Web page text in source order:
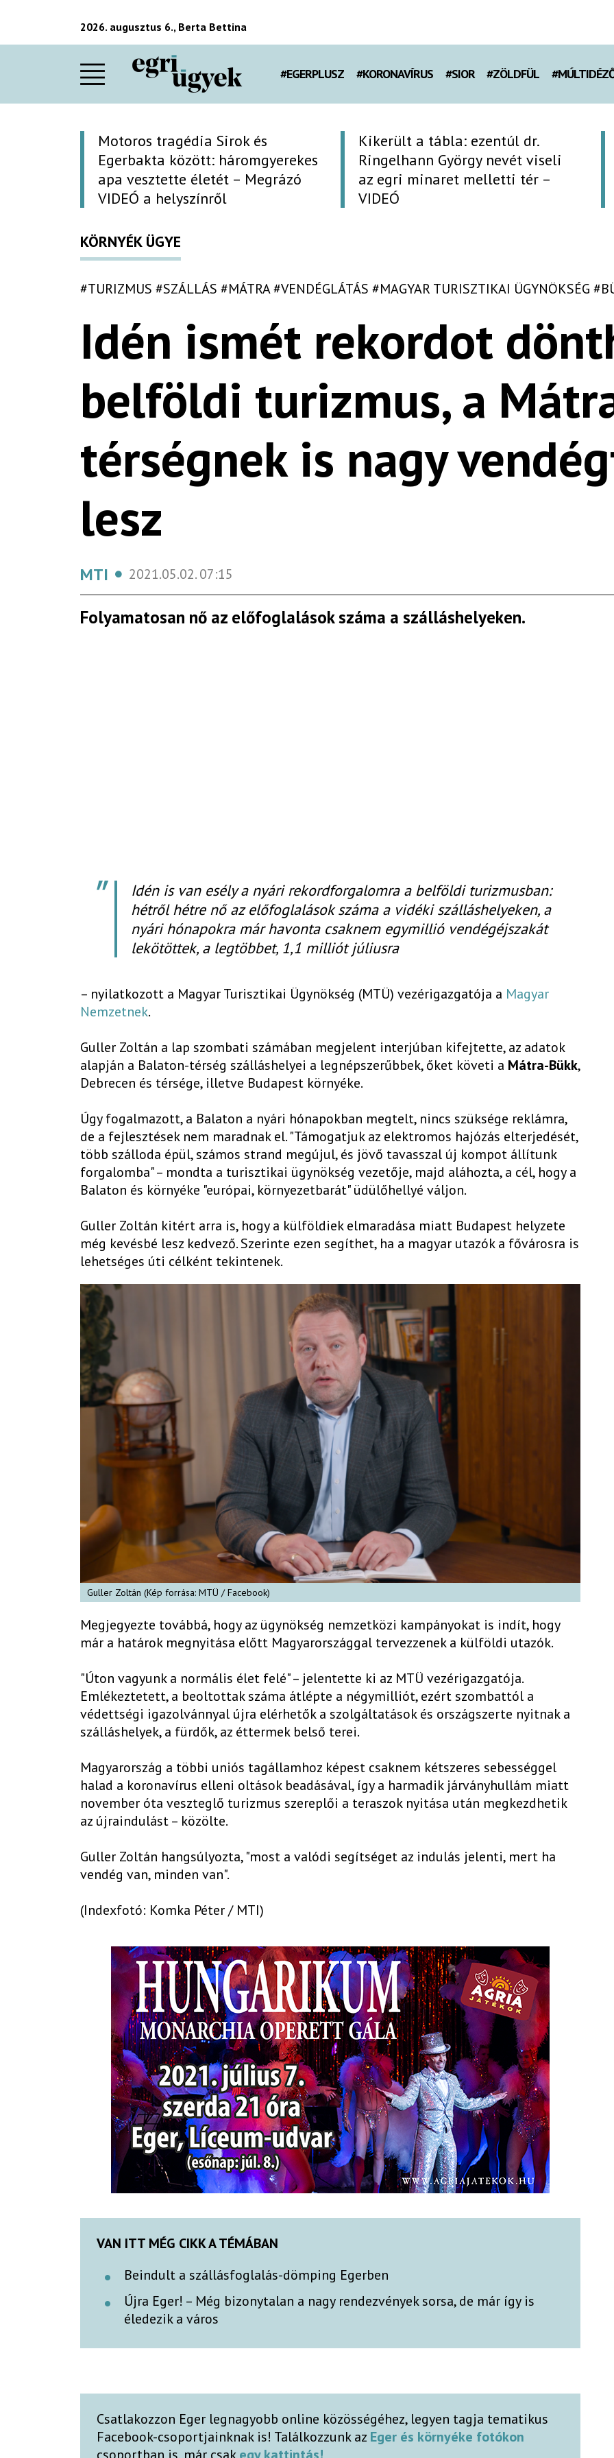
2026. augusztus 6., Berta Bettina
#EGERPLUSZ #KORONAVÍRUS #SIOR #ZÖLDFÜL
Motoros tragédia Sirok és
Egerbakta között: háromgyerekes
apa vesztette életét – Megrázó
VIDEÓ a helyszínről
Kikerült a tábla: ezentúl dr.
Ringelhann György nevét viseli
az egri minaret melletti tér –
VIDEÓ
KÖRNYÉK ÜGYE
#TURIZMUS #SZÁLLÁS #MÁTRA#VENDÉGLÁTÁS #MAGYAR TURISZTIKAI ÜGYNÖKSÉG
Idén ismét rekordot
belföldi turizmus, a
térségnek is nagy
lesz
MTI 2021.05.02.07:15
Folyamatosan nő az előfoglalások száma a szálláshelyeken.
Idén is van esély a nyári rekordforgalomra a belföldi turizmusban:
hétről hétre nő az előfoglalások száma a vidéki szálláshelyeken, a
nyári hónapokra már havonta csaknem egymillió vendégéjszakát
lekötöttek, a legtöbbet, 1,1 milliót júliusra
– nyilatkozott a Magyar Turisztikai Ügynökség (MTÜ) vezérigazgatója a Magyar
Nemzetnek.
Guller Zoltán a lap szombati számában megjelent interjúban kifejtette, az adatok
alapján a Balaton-térség szálláshelyei a legnépszerűbbek, őket követi a Mátra-Bükk,
Debrecen és térsége, illetve Budapest környéke.
Úgy fogalmazott, a Balaton a nyári hónapokban megtelt, nincs szüksége reklámra,
de a fejlesztések nem maradnak el. "Támogatjuk az elektromos hajózás elterjedését,
több szálloda épül, számos strand megújul, és jövő tavasszal új kompot állítunk
forgalomba" – mondta a turisztikai ügynökség vezetője, majd aláhozta, a cél, hogy a
Balaton és környéke "európai, környezetbarát" üdülőhellyé váljon.
Guller Zoltán kitért arra is, hogy a külföldiek elmaradása miatt Budapest helyzete
még kevésbé lesz kedvező. Szerinte ezen segíthet, ha a magyar utazók a fővárosra is
lehetséges úti célként tekintenek.
Guller Zoltán (Kép forrása: MTÜ / Facebook)
Megjegyezte továbbá, hogy az ügynökség nemzetközi kampányokat is indít, hogy
már a határok megnyitása előtt Magyarországgal tervezzenek a külföldi utazók.
"Úton vagyunk a normális élet felé" – jelentette ki az MTÜ vezérigazgatója.
Emlékeztetett, a beoltottak száma átlépte a négymilliót, ezért szombattól a
védettségi igazolvánnyal újra elérhetők a szolgáltatások és országszerte nyitnak a
szálláshelyek, a fürdők, az éttermek belső terei.
Magyarország a többi uniós tagállamhoz képest csaknem kétszeres sebességgel
halad a koronavírus elleni oltások beadásával, így a harmadik járványhullám miatt
november óta veszteglő turizmus szereplői a teraszok nyitása után megkezdhetik
az újraindulást – közölte.
Guller Zoltán hangsúlyozta, "most a valódi segítséget az indulás jelenti, mert ha
vendég van, minden van".
(Indexfotó: Komka Péter / MTI)
VAN ITT MÉG CIKK A TÉMÁBAN
Beindult a szállásfoglalás-dömping Egerben
Újra Eger! – Még bizonytalan a nagy rendezvények sorsa, de már így is
éledezik a város
Csatlakozzon Eger legnagyobb online közösségéhez, legyen tagja tematikus
Facebook-csoportjainknak is! Találkozzunk az Eger és környéke fotókon